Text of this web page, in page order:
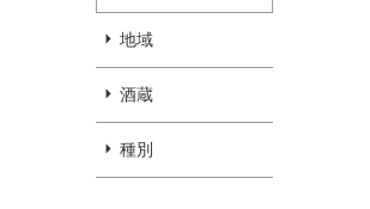
地域
酒蔵
種別